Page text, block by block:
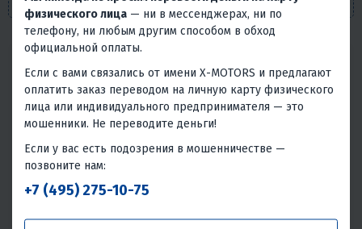
Надёжность товара
Статистика основана на количестве общего числа
покупателей и количестве обращений в сервис с этим
товаром.
Без проблем Всего обращений в сервис
физического лица — ни в мессенджерах, ни по
телефону, ни любым другим способом в обход
официальной оплаты.
Если с вами связались от имени X-MOTORS и предлагают
оплатить заказ переводом на личную карту физического
лица или индивидуального предпринимателя — это
мошенники. Не переводите деньги!
Если у вас есть подозрения в мошенничестве —
позвоните нам:
+7 (495) 275-10-75